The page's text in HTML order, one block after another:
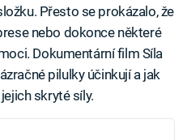
Přesto se prokázalo, že
nebo dokonce některé
Dokumentární film Síla
pilulky účinkují a jak
skryté síly.